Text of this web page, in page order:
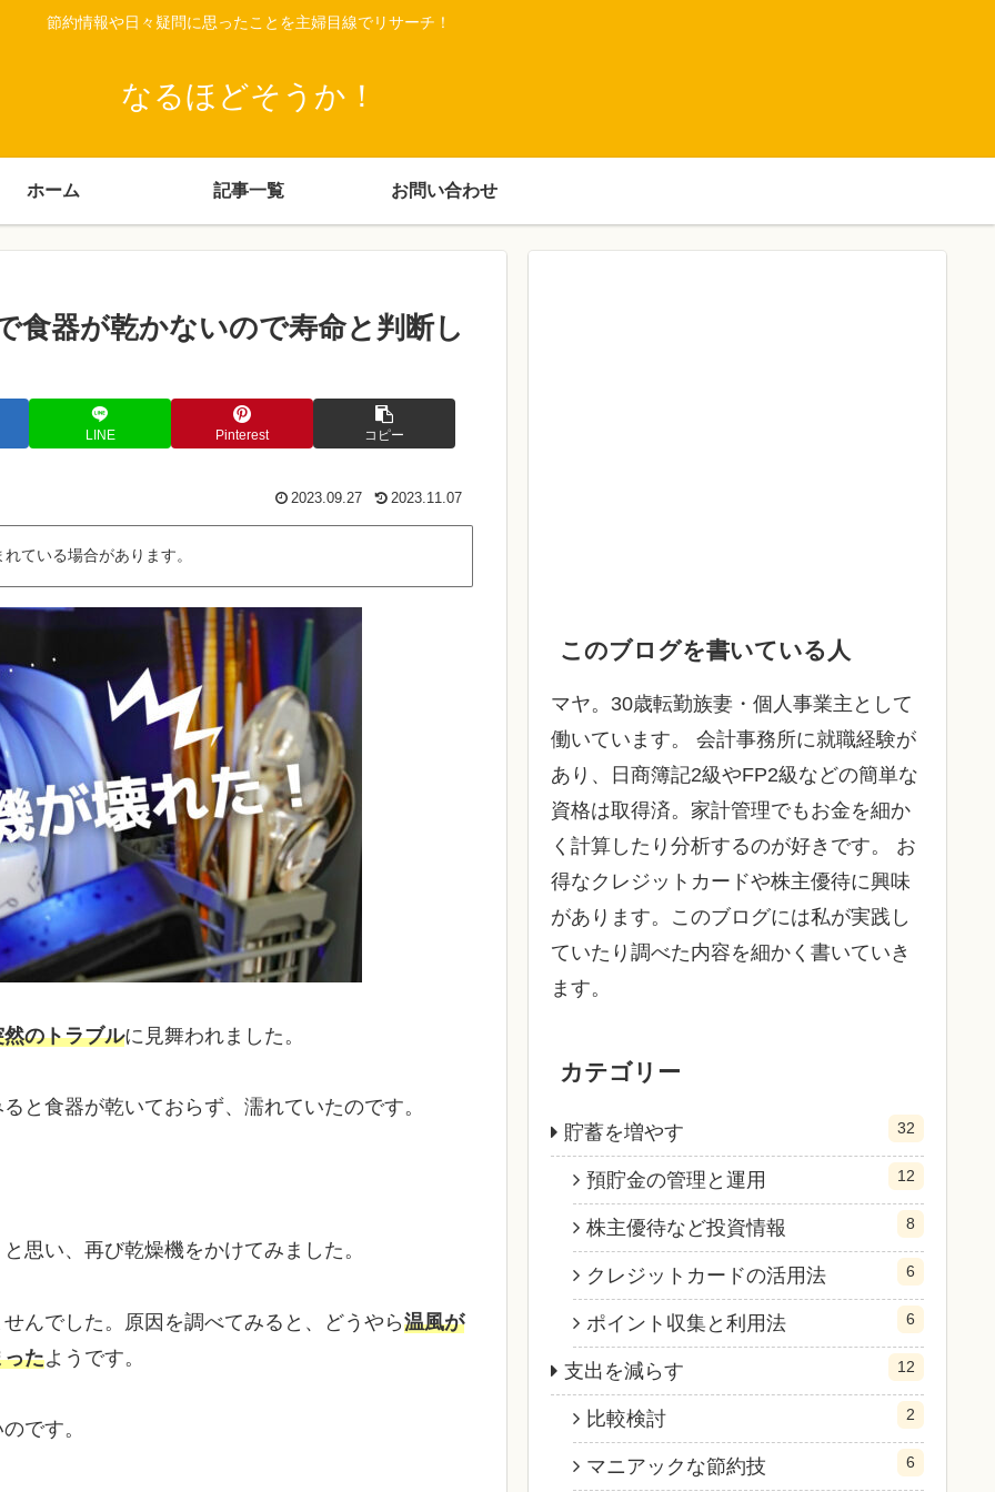
節約情報や日々疑問に思ったことを主婦目線でリサーチ！
なるほどそうか！
ホーム 記事一覧 お問い合わせ
食器が乾かないので寿命と判断し
LINE Pinterest コピー
2023.09.27 2023.11.07
ている場合があります。
のトラブルに見舞われました。
と食器が乾いておらず、濡れていたのです。
思い、再び乾燥機をかけてみました。
んでした。原因を調べてみると、どうやら温風が
ったようです。
です。
このブログを書いている人
マヤ。30歳転勤族妻・個人事業主として
働いています。 会計事務所に就職経験が
あり、日商簿記2級やFP2級などの簡単な
資格は取得済。家計管理でもお金を細か
く計算したり分析するのが好きです。 お
得なクレジットカードや株主優待に興味
があります。このブログには私が実践し
ていたり調べた内容を細かく書いていき
ます。
カテゴリー
貯蓄を増やす 32
預貯金の管理と運用 12
株主優待など投資情報 8
クレジットカードの活用法 6
ポイント収集と利用法 6
支出を減らす 12
比較検討 2
マニアックな節約技 6